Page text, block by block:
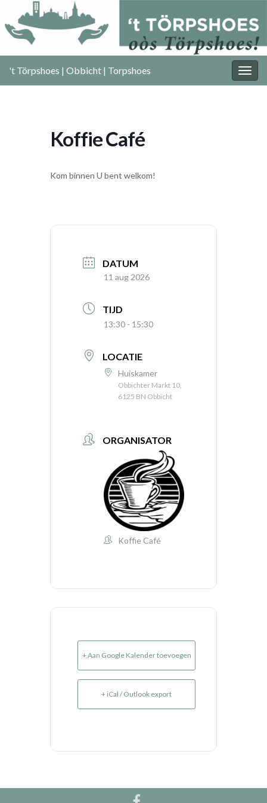
't Törpshoes | Obbicht | Torpshoes
Koffie Café
Kom binnen U bent welkom!
DATUM
11 aug 2026
TIJD
13:30 - 15:30
LOCATIE
Huiskamer
Obbichter Markt 10,
6125 BN Obbicht
ORGANISATOR
Koffie Café
+ Aan Google Kalender toevoegen
+ iCal / Outlook export